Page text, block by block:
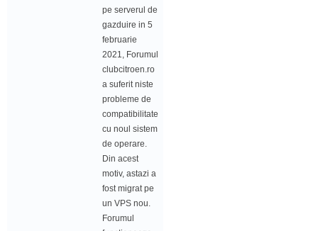
pe serverul de
gazduire in 5
februarie
2021, Forumul
clubcitroen.ro
a suferit niste
probleme de
compatibilitate
cu noul sistem
de operare.
Din acest
motiv, astazi a
fost migrat pe
un VPS nou.
Forumul